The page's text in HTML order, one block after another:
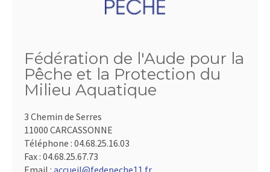
Fédération de l'Aude pour la
Pêche et la Protection du
Milieu Aquatique
3 Chemin de Serres
11000 CARCASSONNE
Téléphone : 04.68.25.16.03
Fax : 04.68.25.67.73
Email : accueil@fedepeche11.fr